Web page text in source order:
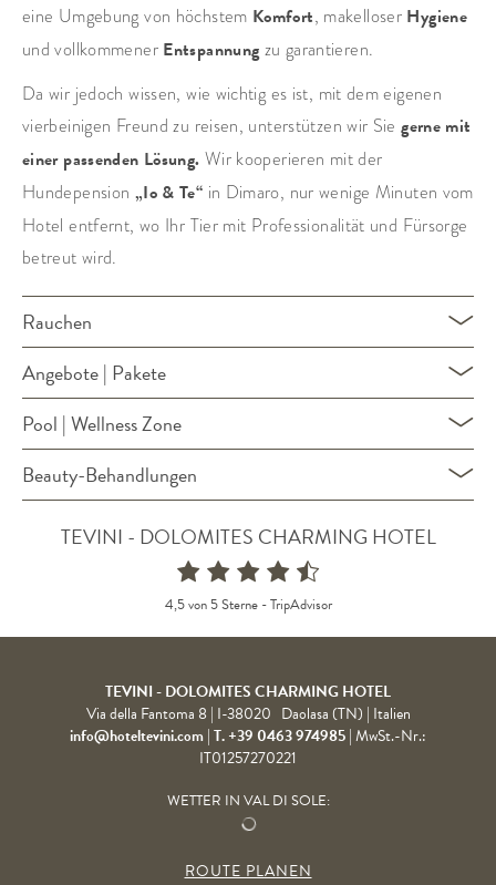
eine Umgebung von höchstem Komfort, makelloser Hygiene
und vollkommener Entspannung zu garantieren.
Da wir jedoch wissen, wie wichtig es ist, mit dem eigenen
vierbeinigen Freund zu reisen, unterstützen wir Siegerne mit
einer passenden Lösung. Wir kooperieren mit der
Hundepension „Io & Te“ in Dimaro, nur wenige Minuten vom
Hotel entfernt, wo Ihr Tier mit Professionalität und Fürsorge
betreut wird.
Rauchen
Angebote | Pakete
Pool | Wellness Zone
Beauty-Behandlungen
TEVINI - DOLOMITES CHARMING HOTEL
4,5 von 5 Sterne -TripAdvisor
TEVINI - DOLOMITES CHARMING HOTEL
Via della Fantoma 8 | I-38020 Daolasa (TN) | Italien
info@hoteltevini.com|T. +39 0463 974985|MwSt.-Nr.:
IT01257270221
WETTER IN VAL DI SOLE:
ROUTE PLANEN